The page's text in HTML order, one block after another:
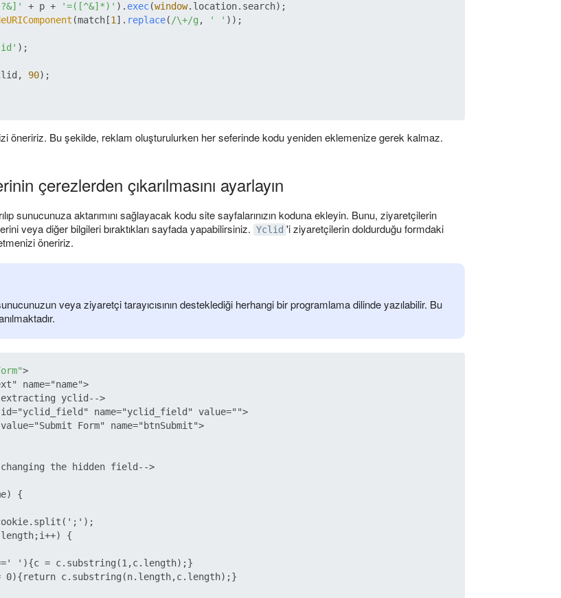
+ p + '=([^&]*)' ). exec(window. location. search);
(match[1 ]. replace( /\+/g , ' ' ));
90);
öneririz. Bu şekilde, reklam oluşturulurken her seferinde kodu yeniden eklemenize gerek kalmaz.
çerezlerden çıkarılmasını ayarlayın
sunucunuza aktarımını sağlayacak kodu site sayfalarınızın koduna ekleyin. Bunu, ziyaretçilerin
veya diğer bilgileri bıraktıkları sayfada yapabilirsiniz. Yclid 'i ziyaretçilerin doldurduğu formdaki
öneririz.
veya ziyaretçi tarayıcısının desteklediği herhangi bir programlama dilinde yazılabilir. Bu
>
name="name">
extracting yclid-->
id="yclid_field" name="yclid_field" value="">
Form" name="btnSubmit">
the hidden field-->
{
{
'){c = c.substring(1,c.length);}
0){return c.substring(n.length,c.length);}